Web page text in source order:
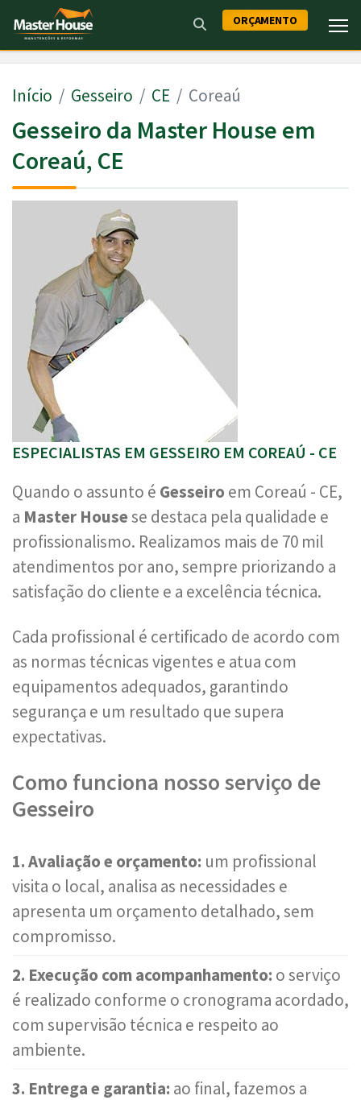
ORÇAMENTO
Início Gesseiro CE Coreaú
Gesseiro da Master House em
Coreaú, CE
ESPECIALISTAS EM GESSEIRO EM COREAÚ - CE
Quando o assunto é Gesseiro em Coreaú - CE,
a Master Housese destaca pela qualidade e
profissionalismo. Realizamos mais de 70 mil
atendimentos por ano, sempre priorizando a
satisfação do cliente e a excelência técnica.
Cada profissional é certificado de acordo com
as normas técnicas vigentes e atua com
equipamentos adequados, garantindo
segurança e um resultado que supera
expectativas.
Como funciona nosso serviço de
Gesseiro
1. Avaliação e orçamento: um profissional
visita o local, analisa as necessidades e
apresenta um orçamento detalhado, sem
compromisso.
2. Execução com acompanhamento: o serviço
é realizado conforme o cronograma acordado,
com supervisão técnica e respeito ao
ambiente.
3. Entrega e garantia: ao final, fazemos a